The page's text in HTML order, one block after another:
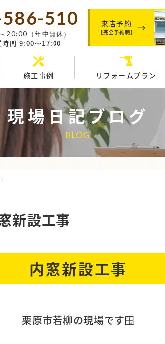
510
20:00（年中無休）
時間 9:00～17:00
来店予約
【完全予約制】
施工事例 リフォームプラン
現場日記ブログ
BLOG
新設工事
内窓新設工事
栗原市若柳の現場です🪟